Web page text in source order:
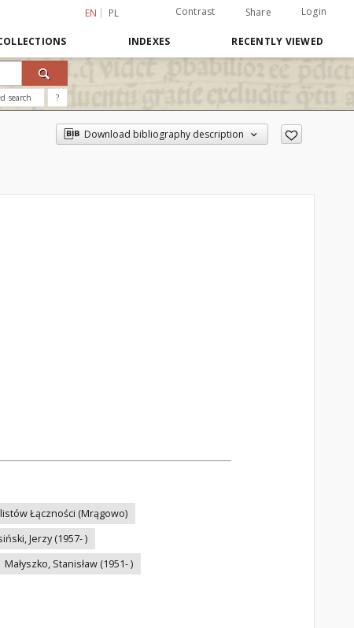
EN PL Contrast Share Login
INDEXES RECENTLY VIEWED
search ?
Download bibliography description
Łączności (Mrągowo)
Jerzy (1957- )
Małyszko, Stanisław (1951- )